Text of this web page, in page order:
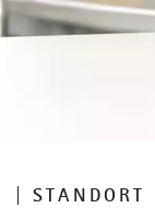
STANDORT